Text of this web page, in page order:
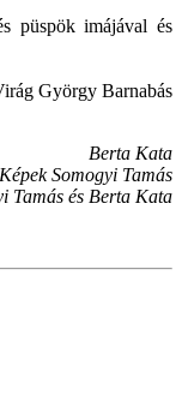
püspök imájával és
György Barnabás
Berta Kata
Képek Somogyi Tamás
Tamás és Berta Kata